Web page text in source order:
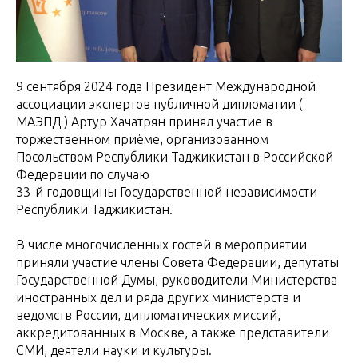
9 сентября 2024 года Президент Международной
ассоциации экспертов публичной дипломатии (
МАЭПД ) Артур Хачатрян принял участие в
торжественном приёме, организованном
Посольством Республики Таджикистан в Российской
Федерации по случаю
33-й годовщины Государственной независимости
Республики Таджикистан.
В числе многочисленных гостей в мероприятии
приняли участие члены Совета Федерации, депутаты
Государственной Думы, руководители Министерства
иностранных дел и ряда других министерств и
ведомств России, дипломатических миссий,
аккредитованных в Москве, а также представители
СМИ, деятели науки и культуры.